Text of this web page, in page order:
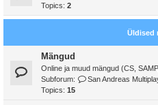
Topics: 2
Üldised
Mängud
Online ja muud mängud (CS,
Subforum:
San Andreas
Topics: 15